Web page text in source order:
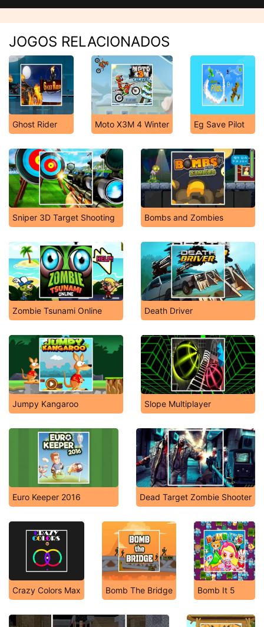
JOGOS RELACIONADOS
Ghost Rider Moto X3M 4 Winter Eg Save Pilot
Sniper 3D Target Shooting Bombs and Zombies
Zombie Tsunami Online Death Driver
Jumpy Kangaroo Slope Multiplayer
Euro Keeper 2016 Dead Target Zombie Shooter
Crazy Colors Max Bomb The Bridge Bomb It 5